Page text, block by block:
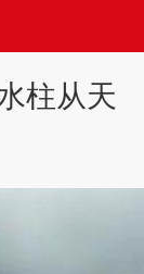
柱从天